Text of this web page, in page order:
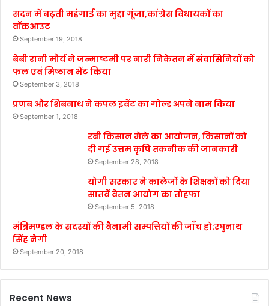
सदन में बढ़ती महंगाई का मुद्दा गूंजा,कांग्रेस विधायकों का
वॉकआउट
September 19, 2018
बेबी रानी मौर्य ने जन्माष्टमी पर नारी निकेतन में संवासिनियों को
फल एवं मिष्ठान भेंट किया
September 3, 2018
प्रणब और शिबनाथ ने कपल इवेंट का गोल्ड अपने नाम किया
September 1, 2018
रबी किसान मेले का आयोजन, किसानों को
दी गई उत्तम कृषि तकनीक की जानकारी
September 28, 2018
योगी सरकार ने कालेजों के शिक्षकों को दिया
सातवें वेतन आयोग का तोहफा
September 5, 2018
मंत्रिमण्डल के सदस्यों की बैनामी सम्पत्तियों की जाँच हो:रघुनाथ
सिंह नेगी
September 20, 2018
Recent News